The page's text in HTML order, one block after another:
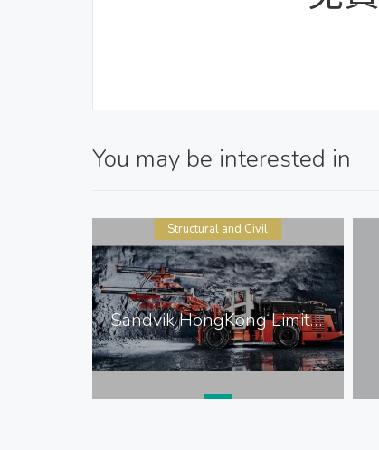
You may be interested in
Sandvik HongKong Limited
Structural and Civil